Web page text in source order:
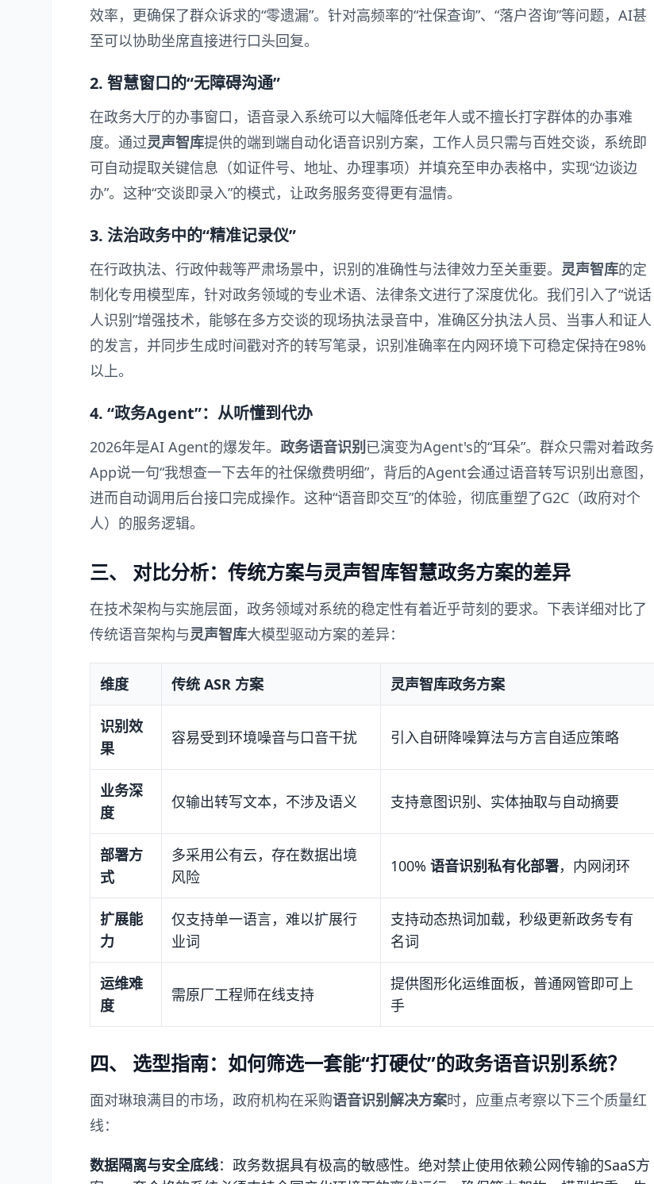
效率，更确保了群众诉求的“零遗漏”。针对高频率的“社保查询”、“落户咨询”等问题，AI甚
至可以协助坐席直接进行口头回复。
2. 智慧窗口的“无障碍沟通”
在政务大厅的办事窗口，语音录入系统可以大幅降低老年人或不擅长打字群体的办事难
度。通过灵声智库提供的端到端自动化语音识别方案，工作人员只需与百姓交谈，系统即
可自动提取关键信息（如证件号、地址、办理事项）并填充至申办表格中，实现“边谈边
办”。这种“交谈即录入”的模式，让政务服务变得更有温情。
3. 法治政务中的“精准记录仪”
在行政执法、行政仲裁等严肃场景中，识别的准确性与法律效力至关重要。 灵声智库的定
制化专用模型库，针对政务领域的专业术语、法律条文进行了深度优化。我们引入了“说话
人识别”增强技术，能够在多方交谈的现场执法录音中，准确区分执法人员、当事人和证人
的发言，并同步生成时间戳对齐的转写笔录，识别准确率在内网环境下可稳定保持在98%
以上。
4. “政务Agent”：从听懂到代办
2026年是AI Agent的爆发年。 政务语音识别 已演变为Agent's的“耳朵”。群众只需对着政务
App说一句“我想查一下去年的社保缴费明细”，背后的Agent会通过语音转写识别出意图，
进而自动调用后台接口完成操作。这种“语音即交互”的体验，彻底重塑了G2C（政府对个
人）的服务逻辑。
三、 对比分析：传统方案与灵声智库智慧政务方案的差异
在技术架构与实施层面，政务领域对系统的稳定性有着近乎苛刻的要求。下表详细对比了
传统语音架构与灵声智库大模型驱动方案的差异：
维度 传统 ASR 方案 灵声智库政务方案
识别效
果
容易受到环境噪音与口音干扰 引入自研降噪算法与方言自适应策略
业务深
度
仅输出转写文本，不涉及语义 支持意图识别、实体抽取与自动摘要
部署方
式
多采用公有云，存在数据出境
风险
100% 语音识别私有化部署，内网闭环
扩展能
力
仅支持单一语言，难以扩展行
业词
支持动态热词加载，秒级更新政务专有
名词
运维难
度
需原厂工程师在线支持
提供图形化运维面板，普通网管即可上
手
四、 选型指南：如何筛选一套能“打硬仗”的政务语音识别系统？
面对琳琅满目的市场，政府机构在采购语音识别解决方案时，应重点考察以下三个质量红
线：
数据隔离与安全底线：政务数据具有极高的敏感性。绝对禁止使用依赖公网传输的SaaS方